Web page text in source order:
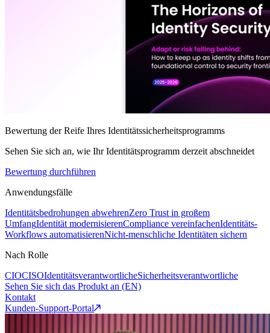
Bewertung der Reife Ihres Identitätssicherheitsprogramms
Sehen Sie sich an, wie Ihr Identitätsprogramm derzeit abschneidet
Bewertung durchführen
Anwendungsfälle
Identitätsbedrohungen abwehrenZero Trust in großem
UmfangIdentität modernisierenCompliance vereinfachenIdentitäts-
Workflows automatisierenNicht-menschliche Identitäten sichern
Nach Rolle
CIOCISOIdentitätsverantwortlicheSicherheitsverantwortliche
Sehen Sie sich das Produkt an (EN)
Kontakt
Kunden-Support-Portal